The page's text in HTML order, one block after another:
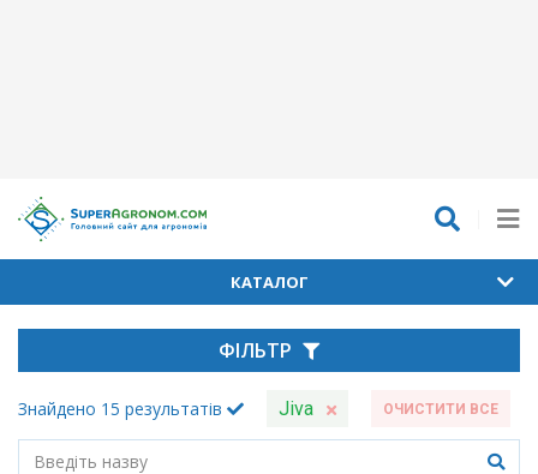
КАТАЛОГ
ФІЛЬТР
Знайдено 15 результатів Jiva ОЧИСТИТИ ВСЕ